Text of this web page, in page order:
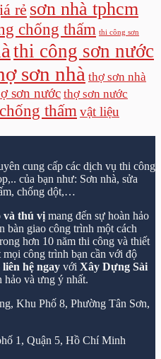
rẻ sơn nhà tphcm
chống thấm thi công sơn
thi công sơn nước
sơn nhà thợ sơn nhà
sơn nước thợ sơn nước
thấm vật liệu
cung cấp các dịch vụ thi công
của bạn như: Sơn nhà, sửa
chống dột,…
và thú vị mang đến sự hoàn hảo
bàn giao công trình một cách
hơn 10 năm thi công và thiết
công trình bạn cần với độ
liên hệ ngay với Xây Dựng Sài
hảo và ưng ý nhất.
Khu Phố 8, Phường Tân Sơn,
1, Quận 5, Hồ Chí Minh